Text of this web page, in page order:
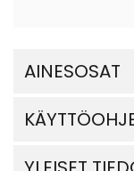
AINESOSAT